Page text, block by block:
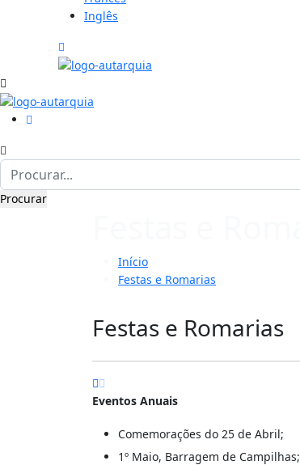
Inglês
Início
Festas e Romarias
Festas e Romarias
Eventos Anuais
Comemorações do 25 de Abril;
1º Maio, Barragem de Campilhas;